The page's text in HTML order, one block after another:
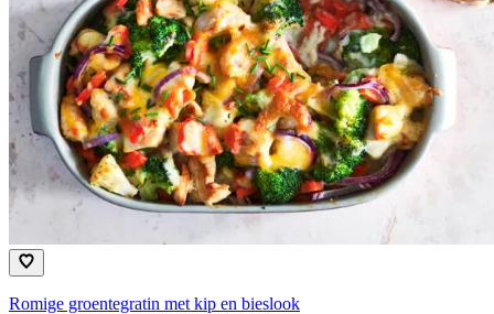
Romige groentegratin met kip en bieslook